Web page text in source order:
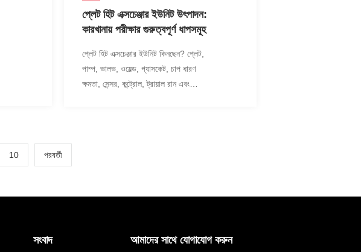
প্লেট হিট এক্সচেঞ্জার ইউনিট উৎপাদন:
কারখানায় পরীক্ষার গুরুত্বপূর্ণ ধাপসমূহ
প্লেট হিট এক্সচেঞ্জার ইউনিট কিনছেন? প্লেট,
পাম্প, ভালভ, ওয়েল্ড, গ্যাসকেট, চাপ ধারণ
ক্ষমতা, সেন্সর, কন্ট্রোল, ট্রায়াল রান এবং
10 পরবর্তী
সংবাদ আমাদের সাথে যোগাযোগ করুন